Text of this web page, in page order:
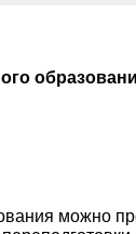
можно